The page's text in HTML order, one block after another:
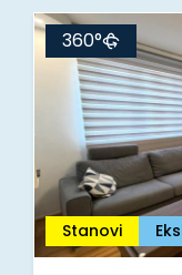
Stanovi
360°